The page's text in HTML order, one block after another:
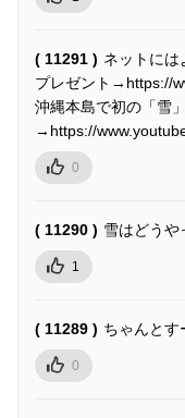
( 11291 ) ネットには
プレゼント→https://
沖縄本島で初の「雪
→https://
0
( 11290 ) 雪はどうや
1
( 11289 ) ちゃんとす
0